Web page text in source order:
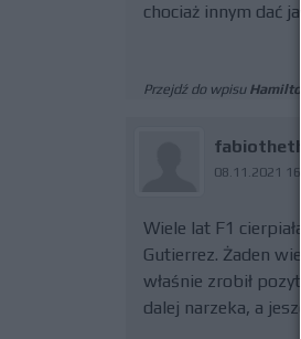
chociaż innym dać
Przejdź do wpisu
08.11.2021
Wiele lat F1
Gutierrez. Żaden
właśnie zrobił
dalej narzeka, a